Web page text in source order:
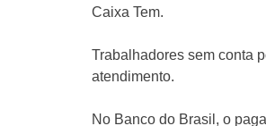
Caixa Tem.
Trabalhadores sem conta
atendimento.
No Banco do Brasil, o